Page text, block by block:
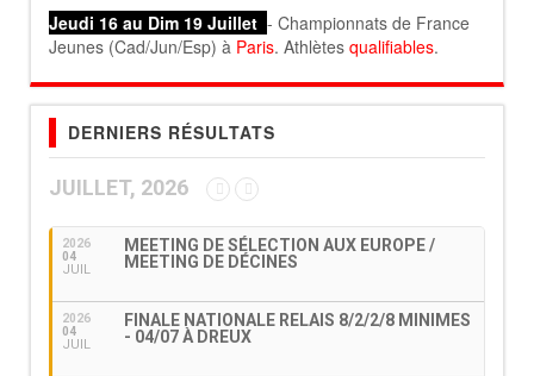
Jeudi 16 au Dim 19 Juillet - Championnats de France
Jeunes (Cad/Jun/Esp) à Paris. Athlètes qualifiables.
DERNIERS RÉSULTATS
JUILLET, 2026
2026
04
JUIL
MEETING DE SÉLECTION AUX EUROPE /
MEETING DE DÉCINES
2026
04
JUIL
FINALE NATIONALE RELAIS 8/2/2/8 MINIMES
- 04/07 À DREUX